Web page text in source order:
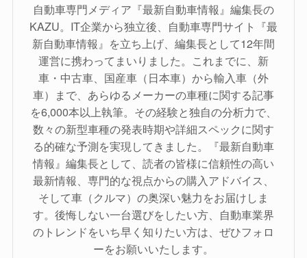
自動車専門メディア『最新自動車情報』編集長の
KAZU。IT企業から独立後、自動車専門サイト『最
新自動車情報』を立ち上げ、編集長として12年間
運営に携わってまいりました。これまでに、新
車・中古車、国産車（日本車）から輸入車（外
車）まで、あらゆるメーカーの車種に関する記事
を6,000本以上執筆。その経験と独自の分析力で、
数々の新型車種の発表時期や詳細スペックに関す
る的確な予測を実現してきました。『最新自動車
情報』編集長として、読者の皆様に信頼性の高い
最新情報、専門的な視点からの購入アドバイス、
そして車（クルマ）の奥深い魅力をお届けしま
す。後悔しない一台選びをしたい方、自動車業界
のトレンドをいち早く知りたい方は、ぜひフォロ
ーをお願いいたします。